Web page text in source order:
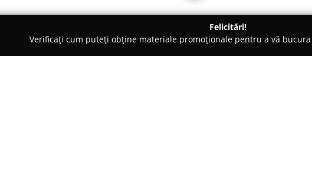
Felicitări!
Verificați cum puteți obține materiale promoționale pentru a vă